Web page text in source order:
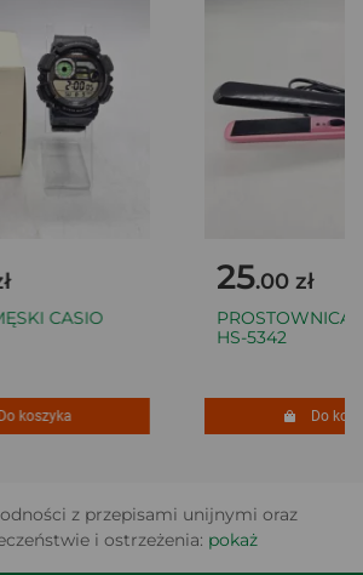
CASIO
koszyka
25.00 zł
PROSTOWNICA
HS-5342
Do
z przepisami unijnymi oraz
i ostrzeżenia: pokaż